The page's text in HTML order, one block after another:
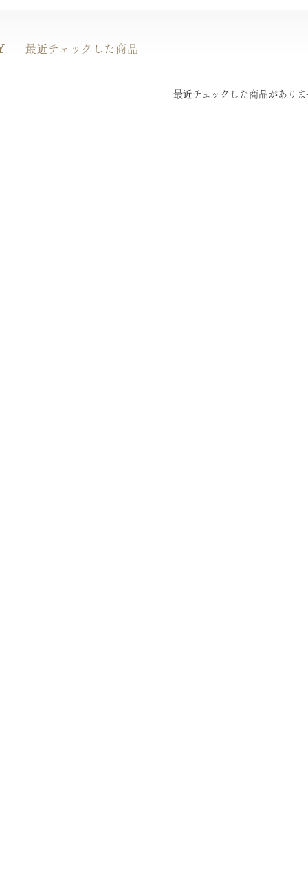
最近チェックした商品
最近チェックした商品があり